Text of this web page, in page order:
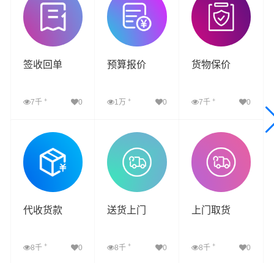
签收回单
7千 + 0
查看详细
预算报价
1万+ 0
查看详细
货物保价
7千 + 0
查看详细
代收货款
8千 + 0
送货上门
8千+ 0
上门取货
8千 + 0